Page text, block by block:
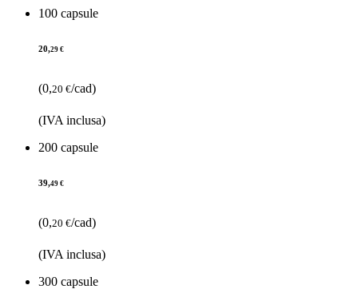
100 capsule
20,29 €
(0,20 €/cad)
(IVA inclusa)
200 capsule
39,49 €
(0,20 €/cad)
(IVA inclusa)
300 capsule